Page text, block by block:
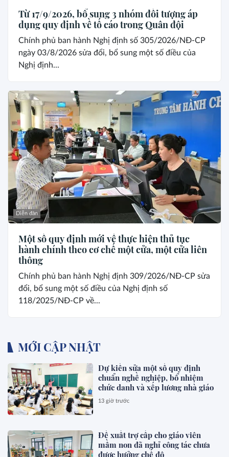
Từ 17/9/2026, bổ sung 3 nhóm đối tượng áp
dụng quy định về tố cáo trong Quân đội
Chính phủ ban hành Nghị định số 305/2026/NĐ-CP
ngày 03/8/2026 sửa đổi, bổ sung một số điều của
Nghị định...
Diễn đàn
Một số quy định mới về thực hiện thủ tục
hành chính theo cơ chế một cửa, một cửa liên
thông
Chính phủ ban hành Nghị định 309/2026/NĐ-CP sửa
đổi, bổ sung một số điều của Nghị định số
118/2025/NĐ-CP về...
MỚI CẬP NHẬT
Dự kiến sửa một số quy định
chuẩn nghề nghiệp, bổ nhiệm
chức danh và xếp lương nhà giáo
13 giờ trước
Đề xuất trợ cấp cho giáo viên
mầm non đã nghỉ công tác chưa
được hưởng chế độ